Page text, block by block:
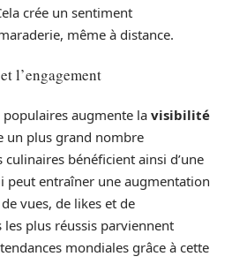
crée un sentiment
même à distance.
l’engagement
populaires augmente la visibilité
un plus grand nombre
culinaires bénéficient ainsi d’une
peut entraîner une augmentation
vues, de likes et de
plus réussis parviennent
mondiales grâce à cette